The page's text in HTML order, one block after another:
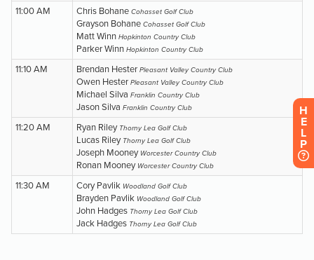
H
E
L
P